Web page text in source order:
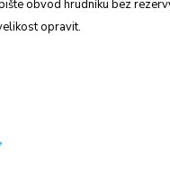
obvod hrudníku bez
opravit.